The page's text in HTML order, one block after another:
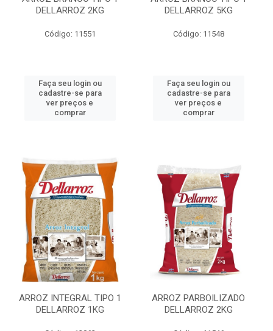
DELLARROZ 2KG
Código: 11551
Faça seu login ou
cadastre-se para
ver preços e
comprar
DELLARROZ 5KG
Código: 11548
Faça seu login ou
cadastre-se para
ver preços e
comprar
ARROZ INTEGRAL TIPO 1
DELLARROZ 1KG
ARROZ PARBOILIZADO
DELLARROZ 2KG